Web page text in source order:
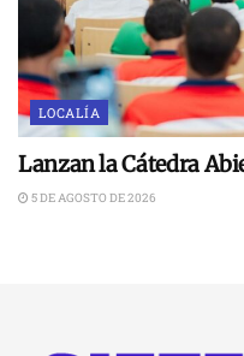
LOCALÍA
Lanzan la Cátedra
5 DE AGOSTO DE 2026